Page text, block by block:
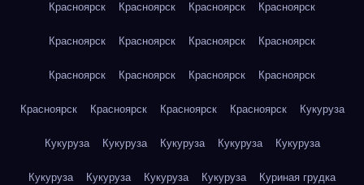
Красноярск Красноярск Красноярск Красноярск
Красноярск Красноярск Красноярск Красноярск
Красноярск Красноярск Красноярск Красноярск
Красноярск Красноярск Красноярск Красноярск Кукуруза
Кукуруза Кукуруза Кукуруза Кукуруза Кукуруза
Кукуруза Кукуруза Кукуруза Кукуруза Куриная грудка